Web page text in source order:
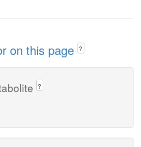
on this page ?
?